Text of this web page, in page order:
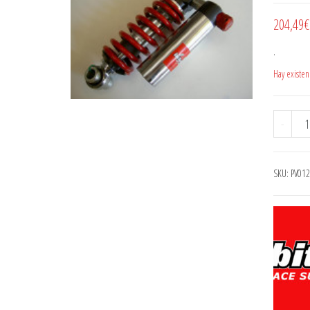
204,49€
.
Hay
-
SKU: